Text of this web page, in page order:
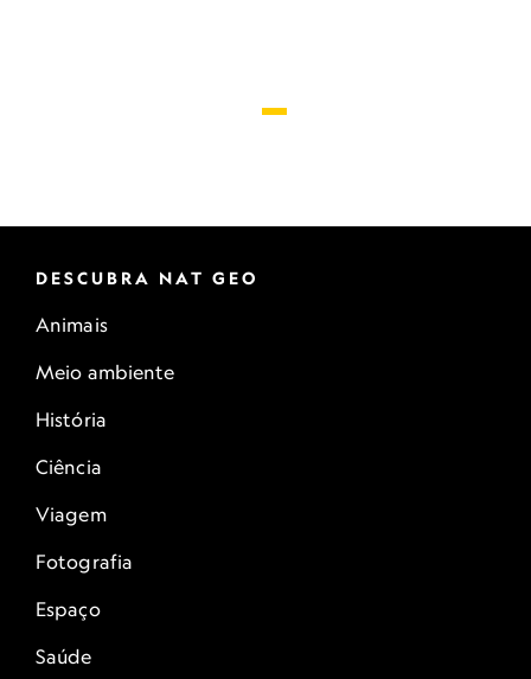
DESCUBRA NAT GEO
Animais
Meio ambiente
História
Ciência
Viagem
Fotografia
Espaço
Saúde